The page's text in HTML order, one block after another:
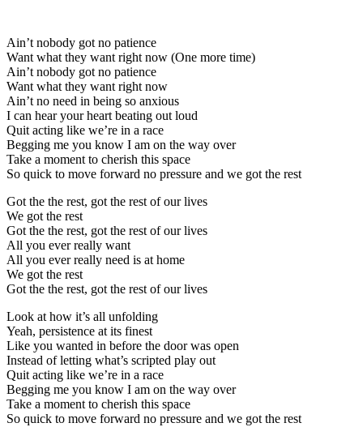
Ain’t nobody got no patience
Want what they want right now (One more time)
Ain’t nobody got no patience
Want what they want right now
Ain’t no need in being so anxious
I can hear your heart beating out loud
Quit acting like we’re in a race
Begging me you know I am on the way over
Take a moment to cherish this space
So quick to move forward no pressure and we got the rest
Got the the rest, got the rest of our lives
We got the rest
Got the the rest, got the rest of our lives
All you ever really want
All you ever really need is at home
We got the rest
Got the the rest, got the rest of our lives
Look at how it’s all unfolding
Yeah, persistence at its finest
Like you wanted in before the door was open
Instead of letting what’s scripted play out
Quit acting like we’re in a race
Begging me you know I am on the way over
Take a moment to cherish this space
So quick to move forward no pressure and we got the rest